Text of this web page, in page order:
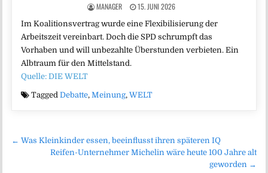
MANAGER 15. JUNI 2026
Im Koalitionsvertrag wurde eine Flexibilisierung der
Arbeitszeit vereinbart. Doch die SPD schrumpft das
Vorhaben und will unbezahlte Überstunden verbieten. Ein
Albtraum für den Mittelstand.
Quelle: DIE WELT
TaggedDebatte,Meinung,WELT
Beitragsnavigation
← Was Kleinkinder essen, beeinflusst ihren späteren IQ
Reifen-Unternehmer Michelin wäre heute 100 Jahre alt
geworden →